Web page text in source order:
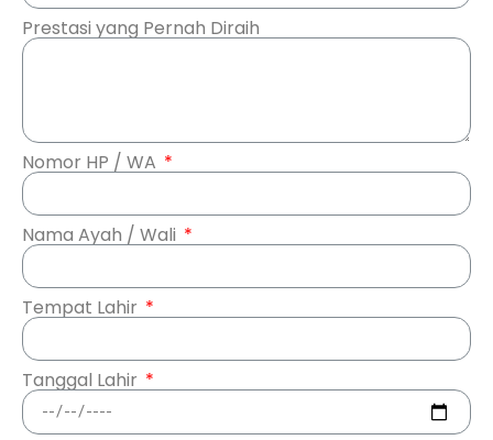
Prestasi yang Pernah Diraih
Nomor HP / WA
Nama Ayah / Wali
Tempat Lahir
Tanggal Lahir